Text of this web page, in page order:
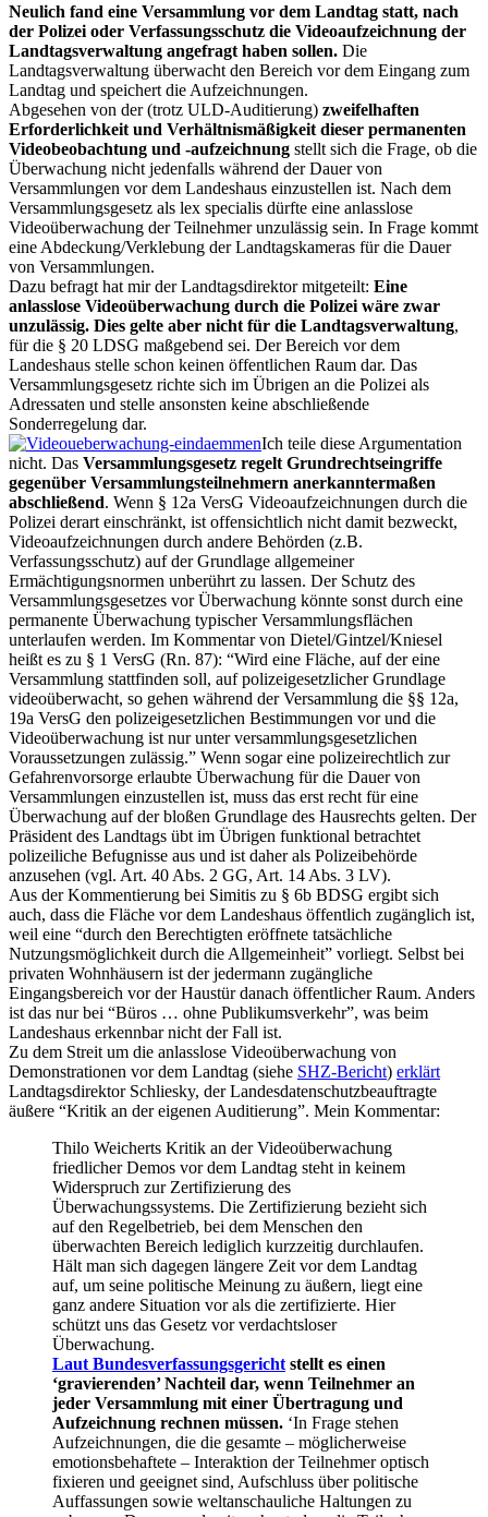
Neulich fand eine Versammlung vor dem Landtag statt, nach
der Polizei oder Verfassungsschutz die Videoaufzeichnung der
Landtagsverwaltung angefragt haben sollen. Die
Landtagsverwaltung überwacht den Bereich vor dem Eingang zum
Landtag und speichert die Aufzeichnungen.
Abgesehen von der (trotz ULD-Auditierung) zweifelhaften
Erforderlichkeit und Verhältnismäßigkeit dieser permanenten
Videobeobachtung und -aufzeichnung stellt sich die Frage, ob die
Überwachung nicht jedenfalls während der Dauer von
Versammlungen vor dem Landeshaus einzustellen ist. Nach dem
Versammlungsgesetz als lex specialis dürfte eine anlasslose
Videoüberwachung der Teilnehmer unzulässig sein. In Frage kommt
eine Abdeckung/Verklebung der Landtagskameras für die Dauer
von Versammlungen.
Dazu befragt hat mir der Landtagsdirektor mitgeteilt: Eine
anlasslose Videoüberwachung durch die Polizei wäre zwar
unzulässig. Dies gelte aber nicht für die Landtagsverwaltung,
für die § 20 LDSG maßgebend sei. Der Bereich vor dem
Landeshaus stelle schon keinen öffentlichen Raum dar. Das
Versammlungsgesetz richte sich im Übrigen an die Polizei als
Adressaten und stelle ansonsten keine abschließende
Sonderregelung dar.
Ich teile diese Argumentation
nicht. Das Versammlungsgesetz regelt Grundrechtseingriffe
gegenüber Versammlungsteilnehmern anerkanntermaßen
abschließend. Wenn § 12a VersG Videoaufzeichnungen durch die
Polizei derart einschränkt, ist offensichtlich nicht damit bezweckt,
Videoaufzeichnungen durch andere Behörden (z.B.
Verfassungsschutz) auf der Grundlage allgemeiner
Ermächtigungsnormen unberührt zu lassen. Der Schutz des
Versammlungsgesetzes vor Überwachung könnte sonst durch eine
permanente Überwachung typischer Versammlungsflächen
unterlaufen werden. Im Kommentar von Dietel/Gintzel/Kniesel
heißt es zu § 1 VersG (Rn. 87): “Wird eine Fläche, auf der eine
Versammlung stattfinden soll, auf polizeigesetzlicher Grundlage
videoüberwacht, so gehen während der Versammlung die §§ 12a,
19a VersG den polizeigesetzlichen Bestimmungen vor und die
Videoüberwachung ist nur unter versammlungsgesetzlichen
Voraussetzungen zulässig.” Wenn sogar eine polizeirechtlich zur
Gefahrenvorsorge erlaubte Überwachung für die Dauer von
Versammlungen einzustellen ist, muss das erst recht für eine
Überwachung auf der bloßen Grundlage des Hausrechts gelten. Der
Präsident des Landtags übt im Übrigen funktional betrachtet
polizeiliche Befugnisse aus und ist daher als Polizeibehörde
anzusehen (vgl. Art. 40 Abs. 2 GG, Art. 14 Abs. 3 LV).
Aus der Kommentierung bei Simitis zu § 6b BDSG ergibt sich
auch, dass die Fläche vor dem Landeshaus öffentlich zugänglich ist,
weil eine “durch den Berechtigten eröffnete tatsächliche
Nutzungsmöglichkeit durch die Allgemeinheit” vorliegt. Selbst bei
privaten Wohnhäusern ist der jedermann zugängliche
Eingangsbereich vor der Haustür danach öffentlicher Raum. Anders
ist das nur bei “Büros … ohne Publikumsverkehr”, was beim
Landeshaus erkennbar nicht der Fall ist.
Zu dem Streit um die anlasslose Videoüberwachung von
Demonstrationen vor dem Landtag (siehe SHZ-Bericht) erklärt
Landtagsdirektor Schliesky, der Landesdatenschutzbeauftragte
äußere “Kritik an der eigenen Auditierung”. Mein Kommentar:
Thilo Weicherts Kritik an der Videoüberwachung
friedlicher Demos vor dem Landtag steht in keinem
Widerspruch zur Zertifizierung des
Überwachungssystems. Die Zertifizierung bezieht sich
auf den Regelbetrieb, bei dem Menschen den
überwachten Bereich lediglich kurzzeitig durchlaufen.
Hält man sich dagegen längere Zeit vor dem Landtag
auf, um seine politische Meinung zu äußern, liegt eine
ganz andere Situation vor als die zertifizierte. Hier
schützt uns das Gesetz vor verdachtsloser
Überwachung.
Laut Bundesverfassungsgericht stellt es einen
‘gravierenden’ Nachteil dar, wenn Teilnehmer an
jeder Versammlung mit einer Übertragung und
Aufzeichnung rechnen müssen. ‘In Frage stehen
Aufzeichnungen, die die gesamte – möglicherweise
emotionsbehaftete – Interaktion der Teilnehmer optisch
fixieren und geeignet sind, Aufschluss über politische
Auffassungen sowie weltanschauliche Haltungen zu